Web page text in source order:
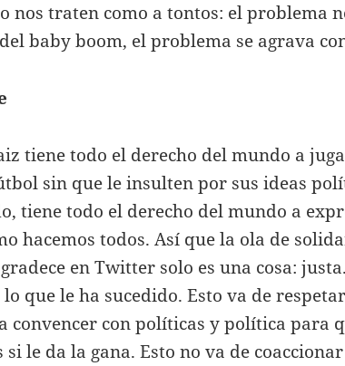
nos traten como a tontos: el problema
baby boom, el problema se agrava
tiene todo el derecho del mundo a
sin que le insulten por sus ideas
tiene todo el derecho del mundo a
hacemos todos. Así que la ola de
en Twitter solo es una cosa:
que le ha sucedido. Esto va de
convencer con políticas y política para
si le da la gana. Esto no va de